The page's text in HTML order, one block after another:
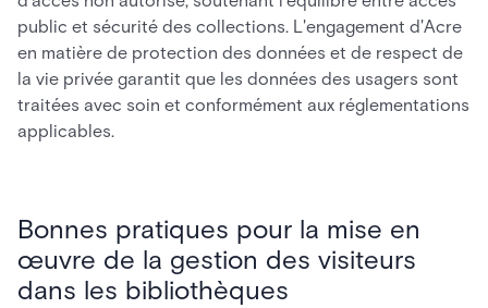
public et sécurité des collections. L'engagement d'Acre
en matière de protection des données et de respect de
la vie privée garantit que les données des usagers sont
traitées avec soin et conformément aux réglementations
applicables.
Bonnes pratiques pour la mise en
œuvre de la gestion des visiteurs
dans les bibliothèques